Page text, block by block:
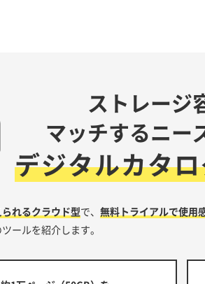
ストレージ
マッチするニー
デジタルカタ
れるクラウド型で、 無料トライアルで使用
ールを紹介します。